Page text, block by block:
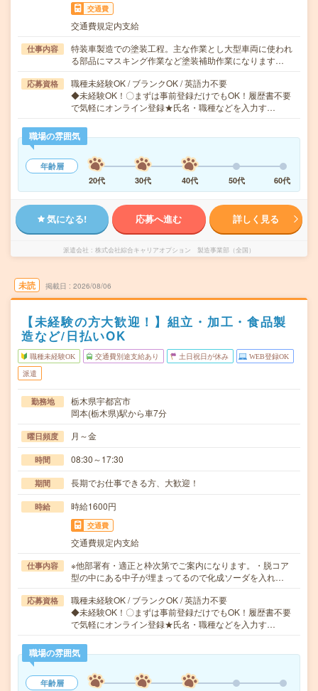
交通費
交通費規定内支給
仕事内容
特装車製造での塗装工程。主な作業とし大型車両に使われ
る部品にマスキング作業など塗装補助作業になります…
応募資格
職種未経験OK / ブランクOK / 英語力不要
◆未経験OK！〇まずは事前登録だけでもOK！履歴書不要
で気軽にオンライン登録★氏名・職種などを入力す…
職場の雰囲気
年齢層
20代
30代 40代 50代 60代
気になる! 応募へ進む 詳しく見る
派遣会社 株式会社綜合キャリアオプション 製造事業部（全国）
未読 掲載日 2026/08/06
【未経験の方大歓迎！】組立・加工・食品製
造など/日払いOK
職種未経験OK 交通費別途支給あり 土日祝日が休み WEB登録OK
派遣
勤務地
栃木県宇都宮市
岡本(栃木県)駅から車7分
曜日頻度 月～金
時間 08:30～17:30
期間 長期でお仕事できる方、大歓迎！
時給 時給1600円
交通費
交通費規定内支給
仕事内容
※他部署有・適正と枠次第でご案内になります。・脱コア
型の中にある中子が埋まってるので化成ソーダを入れ…
応募資格
職種未経験OK / ブランクOK / 英語力不要
◆未経験OK！〇まずは事前登録だけでもOK！履歴書不要
で気軽にオンライン登録★氏名・職種などを入力す…
職場の雰囲気
年齢層